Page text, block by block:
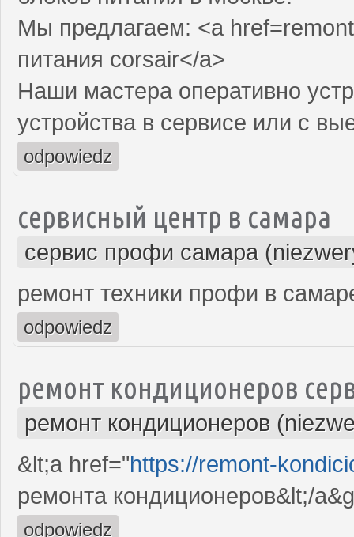
Мы предлагаем: <a
питания corsair</a>
Наши мастера оперативно
устройства в сервисе или с
odpowiedz
сервисный центр в самара
сервис профи самара
ремонт техники профи в
odpowiedz
ремонт кондиционеров
ремонт кондиционеров
&lt;a href="https://remont-
ремонта кондиционеров&lt;/
odpowiedz